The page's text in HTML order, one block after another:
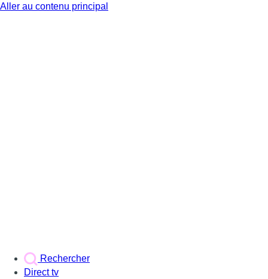
Aller au contenu principal
Rechercher
Direct tv